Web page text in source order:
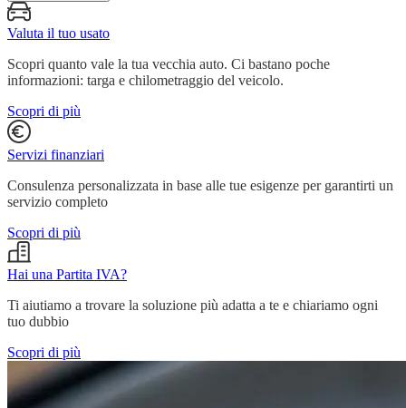
Valuta il tuo usato
Scopri quanto vale la tua vecchia auto. Ci bastano poche
informazioni: targa e chilometraggio del veicolo.
Scopri di più
Servizi finanziari
Consulenza personalizzata in base alle tue esigenze per garantirti un
servizio completo
Scopri di più
Hai una Partita IVA?
Ti aiutiamo a trovare la soluzione più adatta a te e chiariamo ogni
tuo dubbio
Scopri di più